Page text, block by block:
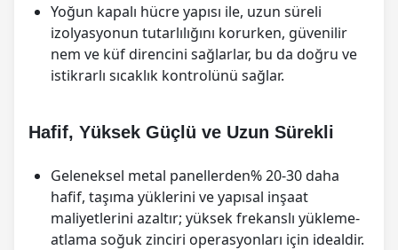
Yoğun kapalı hücre yapısı ile, uzun süreli
izolyasyonun tutarlılığını korurken, güvenilir
nem ve küf direncini sağlarlar, bu da doğru ve
istikrarlı sıcaklık kontrolünü sağlar.
Hafif, Yüksek Güçlü ve Uzun Sürekli
Geleneksel metal panellerden% 20-30 daha
hafif, taşıma yüklerini ve yapısal inşaat
maliyetlerini azaltır; yüksek frekanslı yükleme-
atlama soğuk zinciri operasyonları için idealdir.